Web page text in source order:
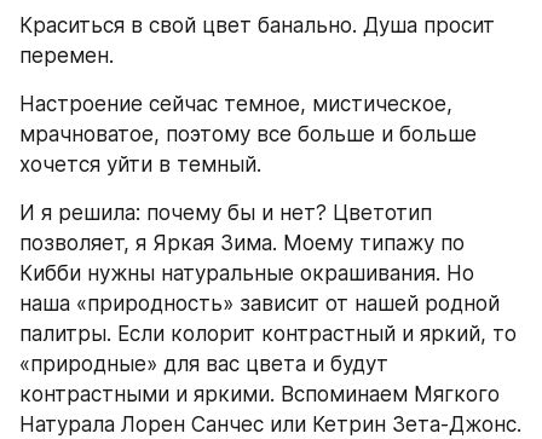
Краситься в свой цвет банально. Душа просит
перемен.
Настроение сейчас темное, мистическое,
мрачноватое, поэтому все больше и больше
хочется уйти в темный.
И я решила: почему бы и нет? Цветотип
позволяет, я Яркая Зима. Моему типажу по
Кибби нужны натуральные окрашивания. Но
наша «природность» зависит от нашей родной
палитры. Если колорит контрастный и яркий, то
«природные» для вас цвета и будут
контрастными и яркими. Вспоминаем Мягкого
Натурала Лорен Санчес или Кетрин Зета-Джонс.